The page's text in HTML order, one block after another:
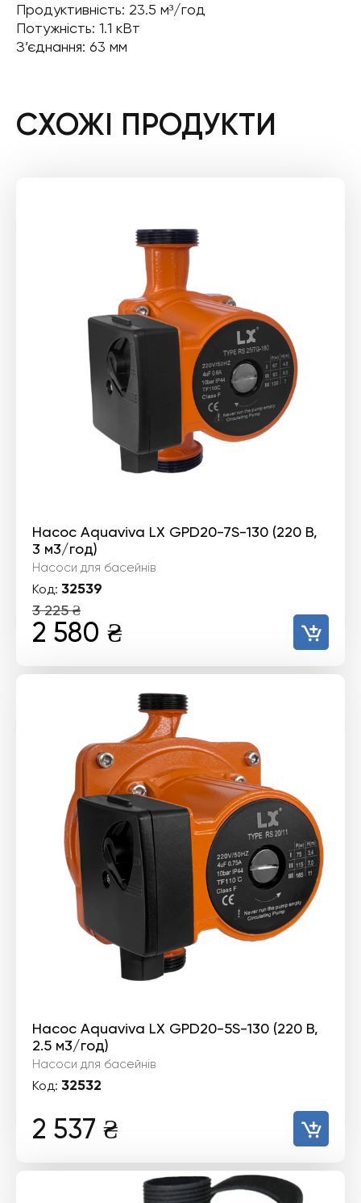
Продуктивність: 23.5 м³/год
Потужність: 1.1 кВт
З’єднання: 63 мм
СХОЖІ ПРОДУКТИ
Насос Aquaviva LX GPD20-7S-130 (220 В,
3 м3/год)
Насоси для басейнів
Код: 32539
3 225₴
Оригінальна
ціна:
2 580 ₴
ціна:
580 ₴.
Насос Aquaviva LX GPD20-5S-130 (220 В,
2.5 м3/год)
Насоси для басейнів
Код: 32532
2 537 ₴